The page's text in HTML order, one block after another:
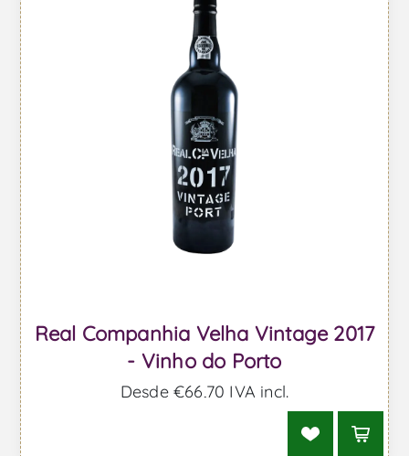
Real Companhia Velha Vintage 2017
- Vinho do Porto
Desde €66,70 IVA incl.